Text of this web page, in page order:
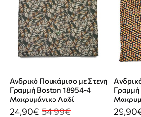
Ανδρικό Πουκάμισο με Στενή
Γραμμή Boston 18954-4
Μακρυμάνικο Λαδί
24,90€ 54,99€